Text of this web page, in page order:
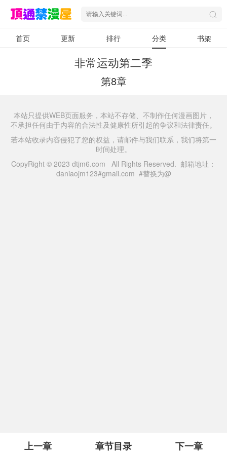
首页 更新 排行 分类 书架
非常运动第二季
第8章
上一章 章节目录 下一章
本站只提供WEB页面服务，本站不存储、不制作任何漫画图片，
不承担任何由于内容的合法性及健康性所引起的争议和法律责任。
若本站收录内容侵犯了您的权益，请邮件与我们联系，我们将第一
时间处理。
CopyRight © 2023 dtjm6.com All Rights Reserved. 邮箱地址：
daniaojm123#gmail.com #替换为@